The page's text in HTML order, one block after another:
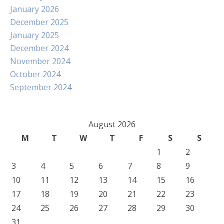
January 2026
December 2025
January 2025
December 2024
November 2024
October 2024
September 2024
August 2026
M
T W T F S
S
1
2
3
4 5 6 7 8
9
10
11 12 13 14 15
16
17
18 19 20 21 22
23
24
25 26 27 28 29
30